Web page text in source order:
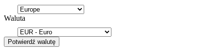
Waluta
Potwierdź walutę